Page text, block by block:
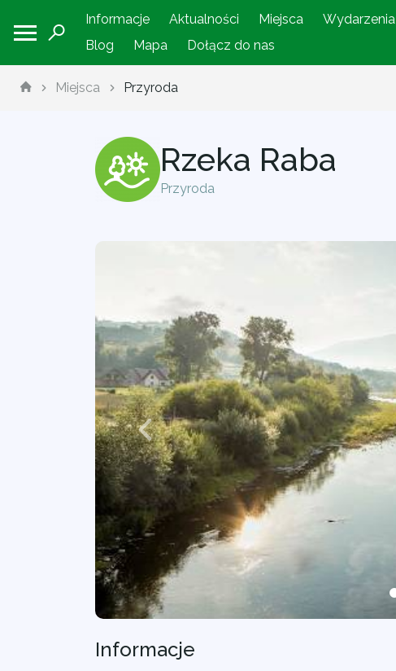
Informacje Aktualności Miejsca Wydarzenia
Blog
Mapa Dołącz do nas
Miejsca Przyroda
Rzeka Raba
Przyroda
Informacje